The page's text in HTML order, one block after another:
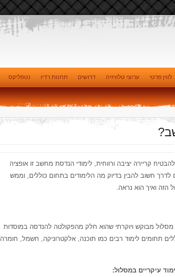
לווין פרטי ערוצי טלוויזיה דרושים תחנות רדיו נטפליקס
קריירה יציבה ורווחית, לימודי הנדסת מחשב זו אופציה
חשוב להבין בדיוק מה הלימודים בתחום כוללים, וממש
ואיך הוא נראה.
מבוקש ויוקרתי שהוא חלק מהפקולטה להנדסה במוסדות
תחומים לימוד רבים כמו תוכנה, אלקטרוניקה, חשמל, חומרה
עיקריים במסלול: